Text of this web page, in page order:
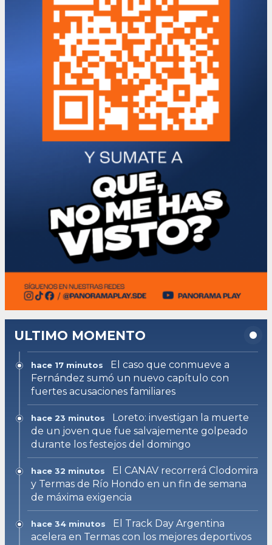
ULTIMO MOMENTO
hace 17 minutos
El caso que conmueve a
Fernández sumó un nuevo capítulo con
fuertes acusaciones familiares
hace 23 minutos
Loreto: investigan la muerte
de un joven que fue salvajemente golpeado
durante los festejos del domingo
hace 32 minutos
El CANAV recorrerá Clodomira
y Termas de Río Hondo en un fin de semana
de máxima exigencia
hace 34 minutos
El Track Day Argentina
acelera en Termas con los mejores deportivos